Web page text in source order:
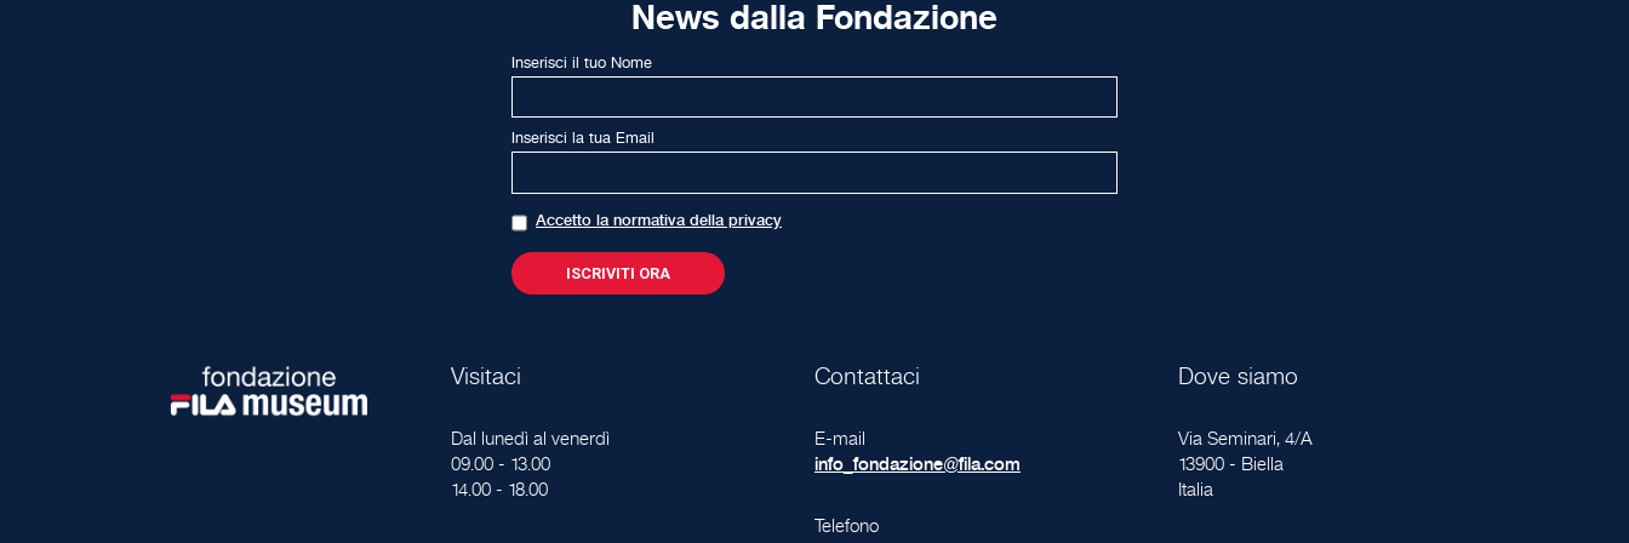
News dalla Fondazione
Inserisci il tuo Nome
Inserisci la tua Email
Accetto la normativa della privacy
Visitaci
Dal lunedì al venerdì
09.00 - 13.00
14.00 - 18.00
Contattaci
E-mail
info_fondazione@fila.com
Telefono
Dove siamo
Via Seminari, 4/A
13900 - Biella
Italia